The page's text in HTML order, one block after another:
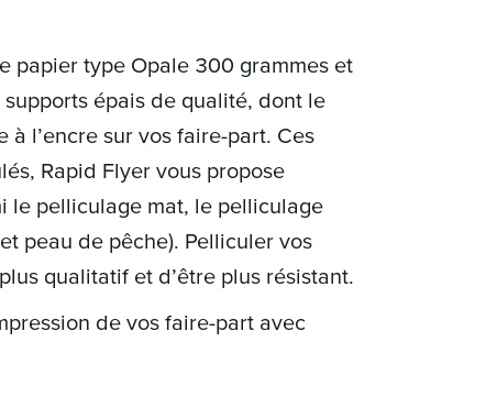
papier type Opale 300 grammes et
épais de qualité, dont le
à l’encre sur vos faire-part. Ces
Rapid Flyer vous propose
le pelliculage mat, le pelliculage
peau de pêche). Pelliculer vos
qualitatif et d’être plus résistant.
de vos faire-part avec